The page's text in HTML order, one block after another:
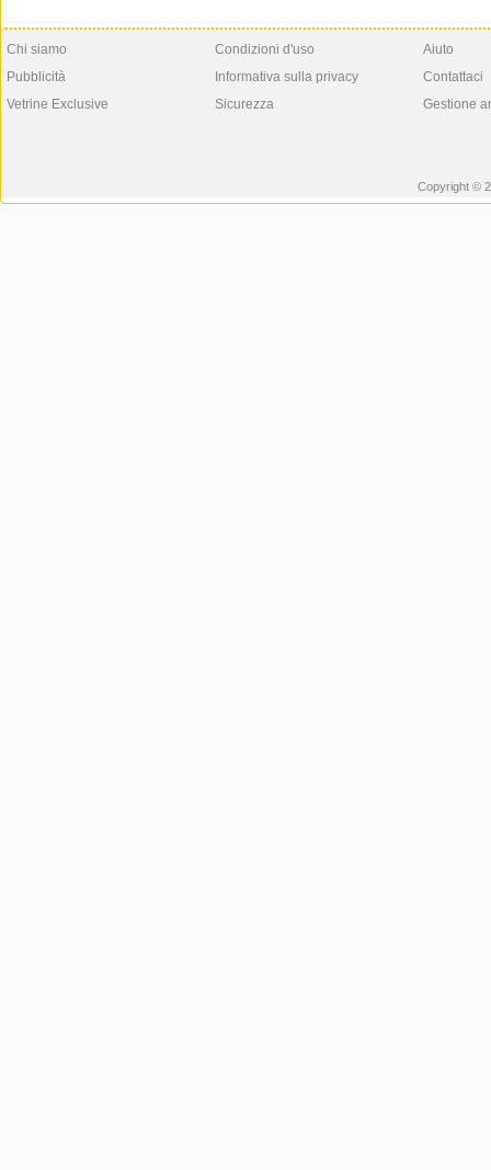
Chi siamo
Pubblicità
Vetrine Exclusive
Condizioni d'uso
Informativa sulla privacy
Sicurezza
Aiuto
Contattaci
Gestione
Copyright ©